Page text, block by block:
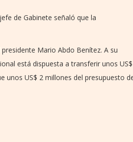
de Gabinete señaló que la
Mario Abdo Benítez. A su
está dispuesta a transferir unos US$
unos US$ 2 millones del presupuesto